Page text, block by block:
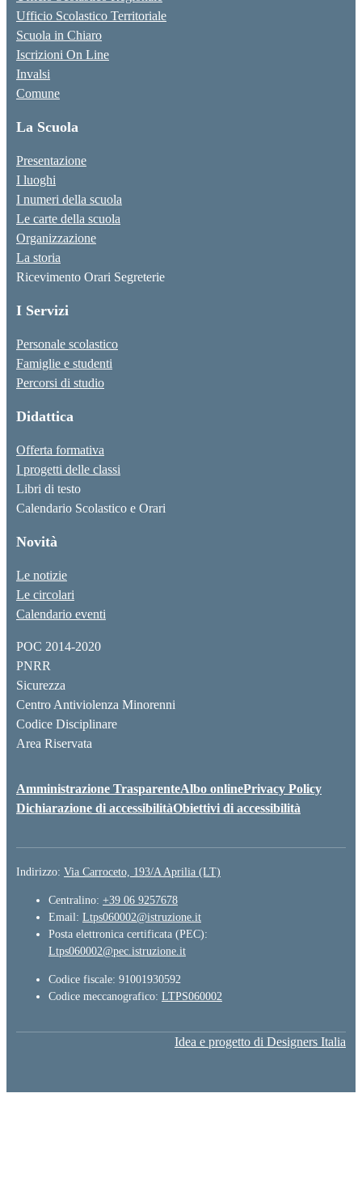
Ufficio Scolastico Territoriale
Scuola in Chiaro
Iscrizioni On Line
Invalsi
Comune
La Scuola
Presentazione
I luoghi
I numeri della scuola
Le carte della scuola
Organizzazione
La storia
Ricevimento Orari Segreterie
I Servizi
Personale scolastico
Famiglie e studenti
Percorsi di studio
Didattica
Offerta formativa
I progetti delle classi
Libri di testo
Calendario Scolastico e Orari
Novità
Le notizie
Le circolari
Calendario eventi
POC 2014-2020
PNRR
Sicurezza
Centro Antiviolenza Minorenni
Codice Disciplinare
Area Riservata
Amministrazione TrasparenteAlbo onlinePrivacy Policy
Dichiarazione di accessibilitàObiettivi di accessibilità
Indirizzo: Via Carroceto, 193/A Aprilia (LT)
Centralino: +39 06 9257678
Email: Ltps060002@istruzione.it
Posta elettronica certificata (PEC):
Ltps060002@pec.istruzione.it
Codice fiscale: 91001930592
Codice meccanografico: LTPS060002
Idea e progetto di Designers Italia